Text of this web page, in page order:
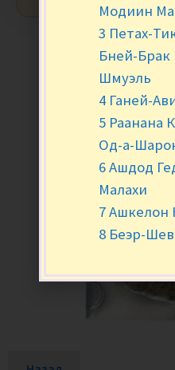
Модиин
3 Петах-
Бней-Брак
Шмуэль
4 Ганей-
5 Раанана
Од-а-
6 Ашдод
Малахи
7 Ашкелон
8 Беэр-